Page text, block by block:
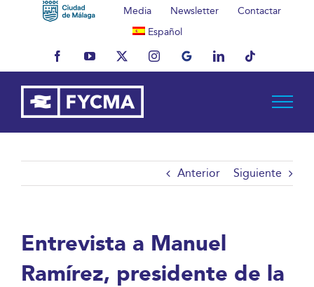
Media Newsletter
Contactar
Español
FacebookYouTubeX InstagramMyBusinessLinkedInTiktok
Anterior Siguiente
Entrevista a Manuel
Ramírez, presidente de la